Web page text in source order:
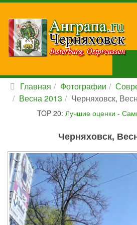
Главная Фотографии
Весна 2013
Черняховск,
TOP 20: Лучшие оценки -
Черняховск,